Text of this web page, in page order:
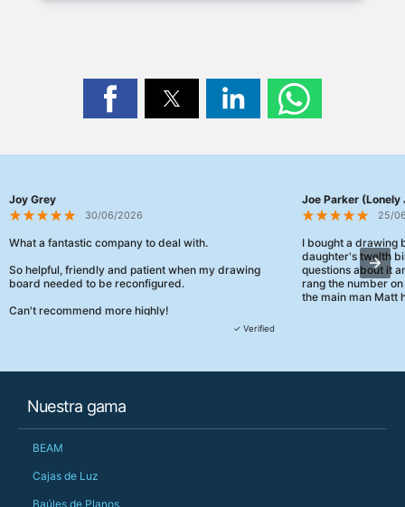
Joy Grey
30/06/2026
What a fantastic company to deal with.
So helpful, friendly and patient when my drawing
board needed to be reconfigured.
Can't recommend more highly!
✓ Verified
Joe Parker (Lonely
25/
I bought a drawing
daughter's twelth
questions about it
rang the number
the main man Matt
Nuestra gama
BEAM
Cajas de Luz
Baúles de Planos